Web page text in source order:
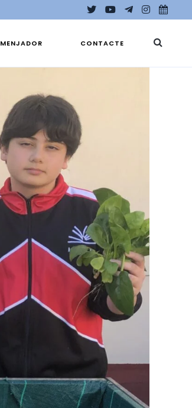
MENJADOR CONTACTE